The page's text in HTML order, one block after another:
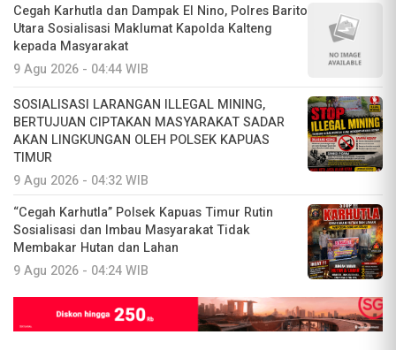
Cegah Karhutla dan Dampak El Nino, Polres Barito
Utara Sosialisasi Maklumat Kapolda Kalteng
kepada Masyarakat
9 Agu 2026 - 04:44 WIB
SOSIALISASI LARANGAN ILLEGAL MINING,
BERTUJUAN CIPTAKAN MASYARAKAT SADAR
AKAN LINGKUNGAN OLEH POLSEK KAPUAS
TIMUR
9 Agu 2026 - 04:32 WIB
“Cegah Karhutla” Polsek Kapuas Timur Rutin
Sosialisasi dan Imbau Masyarakat Tidak
Membakar Hutan dan Lahan
9 Agu 2026 - 04:24 WIB